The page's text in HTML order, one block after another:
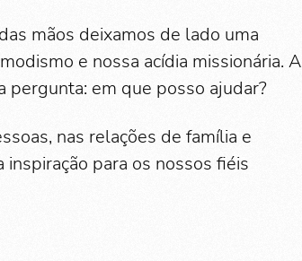
mãos deixamos de lado uma
e nossa acídia missionária. A
pergunta: em que posso ajudar?
nas relações de família e
para os nossos fiéis